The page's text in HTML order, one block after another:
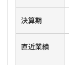
決算期
直近業績